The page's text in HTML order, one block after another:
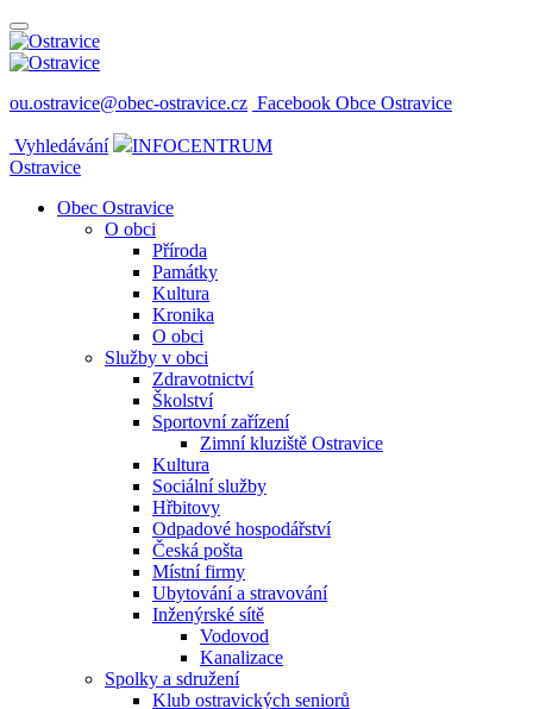
ou.ostravice@obec-ostravice.cz Facebook Obce Ostravice
Vyhledávání
INFOCENTRUM
Ostravice
Obec Ostravice
O obci
Příroda
Památky
Kultura
Kronika
O obci
Služby v obci
Zdravotnictví
Školství
Sportovní zařízení
Zimní kluziště Ostravice
Kultura
Sociální služby
Hřbitovy
Odpadové hospodářství
Česká pošta
Místní firmy
Ubytování a stravování
Inženýrské sítě
Vodovod
Kanalizace
Spolky a sdružení
Klub ostravických seniorů